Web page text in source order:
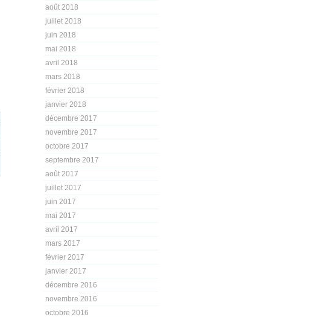
août 2018
juillet 2018
juin 2018
mai 2018
avril 2018
mars 2018
février 2018
janvier 2018
décembre 2017
novembre 2017
octobre 2017
septembre 2017
août 2017
juillet 2017
juin 2017
mai 2017
avril 2017
mars 2017
février 2017
janvier 2017
décembre 2016
novembre 2016
octobre 2016